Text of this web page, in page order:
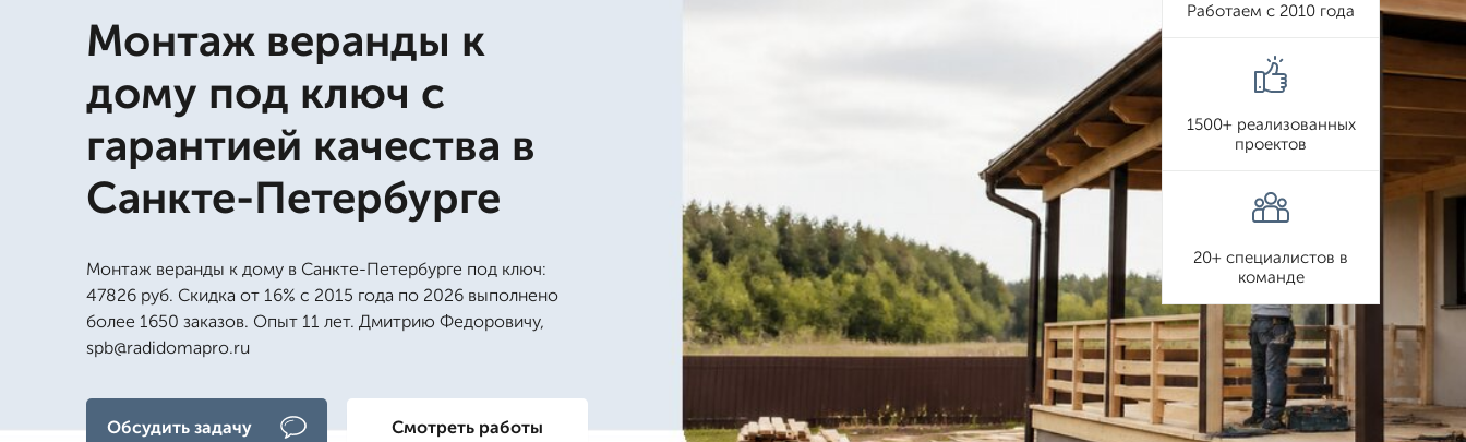
Монтаж веранды к
дому под ключ с
гарантией качества в
Санкте-Петербурге
Монтаж веранды к дому в Санкте-Петербурге под ключ:
47826 руб. Скидка от 16% с 2015 года по 2026 выполнено
более 1650 заказов. Опыт 11 лет. Дмитрию Федоровичу,
spb@radidomapro.ru
Обсудить задачу Смотреть работы
Работаем с 2010 года
1500+ реализованных
проектов
20+ специалистов в
команде